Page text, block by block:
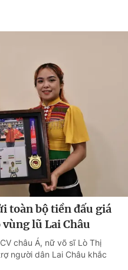
toàn bộ tiền đấu giá
vùng lũ Lai Châu
châu Á, nữ võ sĩ Lò Thị
người dân Lai Châu khắc